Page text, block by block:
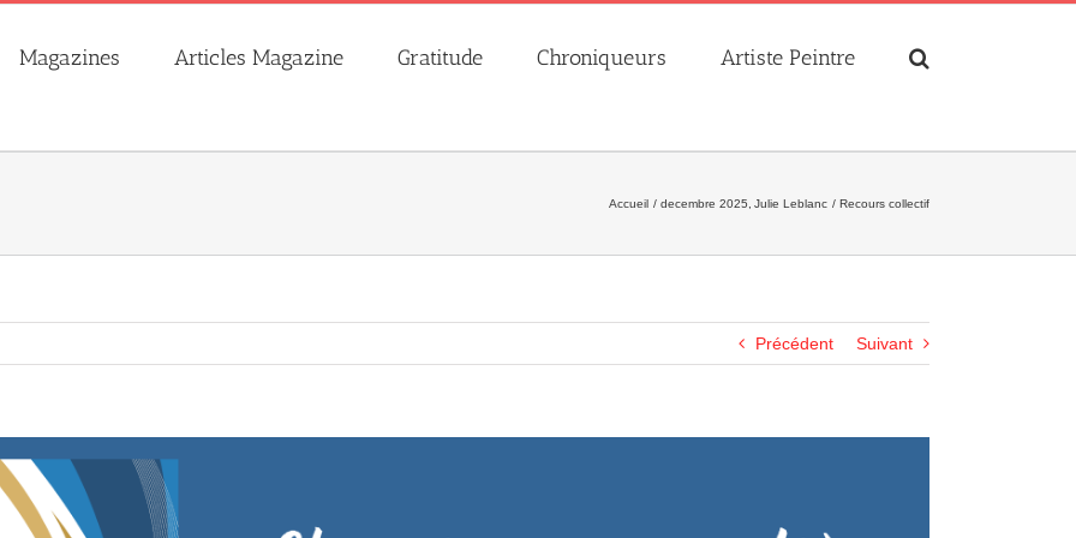
Magazines Articles Magazine Gratitude Chroniqueurs Artiste Peintre
Accueil decembre 2025 Julie Leblanc Recours collectif
Précédent Suivant